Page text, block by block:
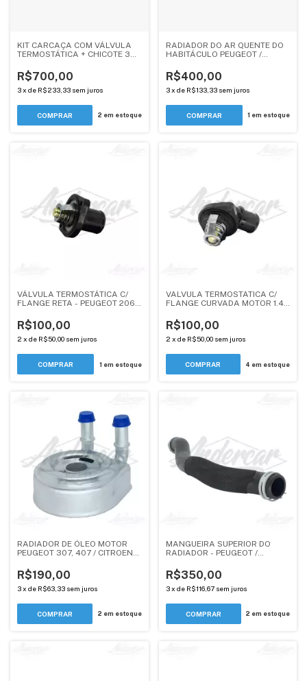
KIT CARCAÇA COM VÁLVULA
TERMOSTÁTICA + CHICOTE 3
PEUGEOT / CITROEN - 1.6 THP
(ANDERCAR)
R$700,00
3x de R$233,33 sem juros
2 em estoque
RADIADOR DO AR QUENTE DO
HABITÁCULO PEUGEOT /
R$400,00
3 x de R$133,33 sem juros
1 em estoque
VÁLVULA TERMOSTÁTICA C/
FLANGE RETA - PEUGEOT 206,
R$100,00
2 x de R$50,00 sem juros
1 em estoque
VALVULA TERMOSTATICA C/
FLANGE CURVADA MOTOR 1.4,
CITROEN C3, BERLINGO -
ANDERCAR
R$100,00
2 x de R$50,00 sem juros
4 em estoque
RADIADOR DE ÓLEO MOTOR
PEUGEOT 307, 407 / CITROEN
BERLINGO - 2.0 EW10J4 -
ANDERCAR
R$190,00
3x de R$63,33 sem juros
2 em estoque
MANGUEIRA SUPERIOR DO
RADIADOR - PEUGEOT /
(ORIGINAL)
R$350,00
3 x de R$116,67 sem juros
2 em estoque